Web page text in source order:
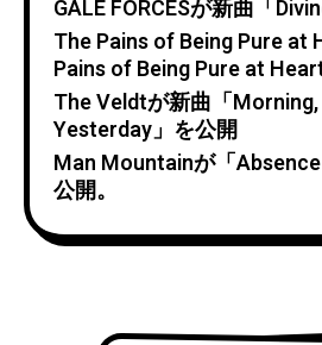
GALE FORCESが新曲「
The Pains of Being Pure at
Pains of Being Pure at Heart
The Veldtが新曲「
Yesterday」を公開
Man Mountainが「
公開。